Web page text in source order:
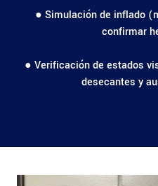
● Simulación de inflado
confirmar
● Verificación de estados
desecantes y